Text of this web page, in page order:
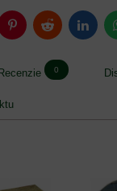
PinterestReddit
Recenzie 0